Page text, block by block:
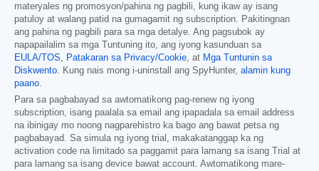
materyales ng promosyon/pahina ng pagbili, kung ikaw ay isang
patuloy at walang patid na gumagamit ng subscription. Pakitingnan
ang pahina ng pagbili para sa mga detalye. Ang pagsubok ay
napapailalim sa mga Tuntuning ito, ang iyong kasunduan sa
EULA/TOS, Patakaran sa Privacy/Cookie, at Mga Tuntunin sa
Diskwento. Kung nais mong i-uninstall ang SpyHunter, alamin kung
paano.
Para sa pagbabayad sa awtomatikong pag-renew ng iyong
subscription, isang paalala sa email ang ipapadala sa email address
na ibinigay mo noong nagparehistro ka bago ang bawat petsa ng
pagbabayad. Sa simula ng iyong trial, makakatanggap ka ng
activation code na limitado sa paggamit para lamang sa isang Trial at
para lamang sa isang device bawat account. Awtomatikong mare-